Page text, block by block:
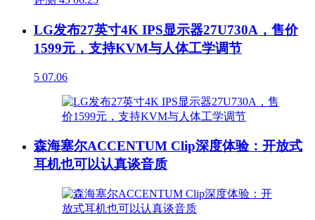
LG发布27英寸4K IPS显示器27U730A，售价
1599元，支持KVM与人体工学调节
5 07.06
森海塞尔ACCENTUM Clip深度体验：开放式
耳机也可以认真谈音质